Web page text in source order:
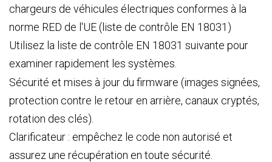
chargeurs de véhicules électriques conformes à la
norme RED de l'UE (liste de contrôle EN 18031)
Utilisez la liste de contrôle EN 18031 suivante pour
examiner rapidement les systèmes.
Sécurité et mises à jour du firmware (images signées,
protection contre le retour en arrière, canaux cryptés,
rotation des clés).
Clarificateur : empêchez le code non autorisé et
assurez une récupération en toute sécurité.